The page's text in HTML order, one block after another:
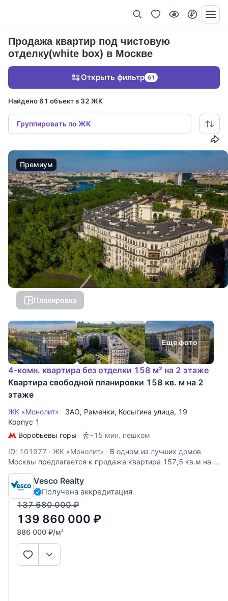
Продажа квартир под чистовую
отделку(white box) в Москве
Найдено 61 объект в 32 ЖК
Группировать по ЖК
Открыть фильтр 61
Премиум
Планировка
Еще фото
4-комн. квартира без отделки 158 м² на 2 этаже
Квартира свободной планировки 158 кв. м на 2
этаже
ЖК «Монолит» ЗАО, Раменки, Косыгина улица, 19
Корпус 1
Воробьевы горы
~15 мин. пешком
ID: 101977 · ЖК «Монолит» · В одном из лучших домов
Москвы предлагается к продаже квартира 157,5 кв.м на 2
м этаже. Квартира свободной планировки. Можно
спланировать: кухню-гостиную, 3 спальни, гардероб и 2
санузла. Есть балкон. Окна квартиры ориентированы на 2
стороны, с
Vesco Realty
Получена аккредитация
137 680 000 ₽
139 860 000 ₽
886 000 ₽/м2